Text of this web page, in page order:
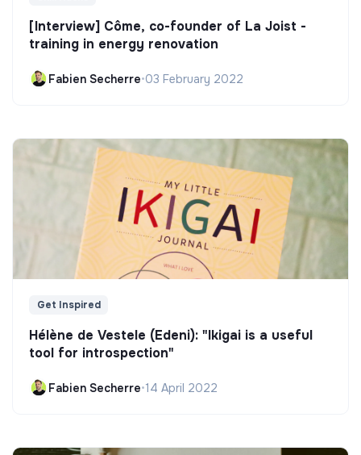
[Interview] Côme, co-founder of La Joist -
training in energy renovation
Fabien Secherre•03 February 2022
Get Inspired
Hélène de Vestele (Edeni): "Ikigai is a useful
tool for introspection"
Fabien Secherre•14 April 2022